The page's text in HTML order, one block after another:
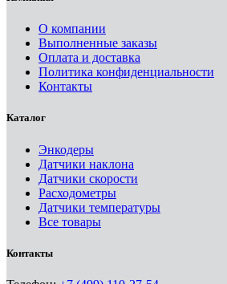
О компании
Выполненные заказы
Оплата и доставка
Политика конфиденциальности
Контакты
Каталог
Энкодеры
Датчики наклона
Датчики скорости
Расходометры
Датчики температуры
Все товары
Контакты